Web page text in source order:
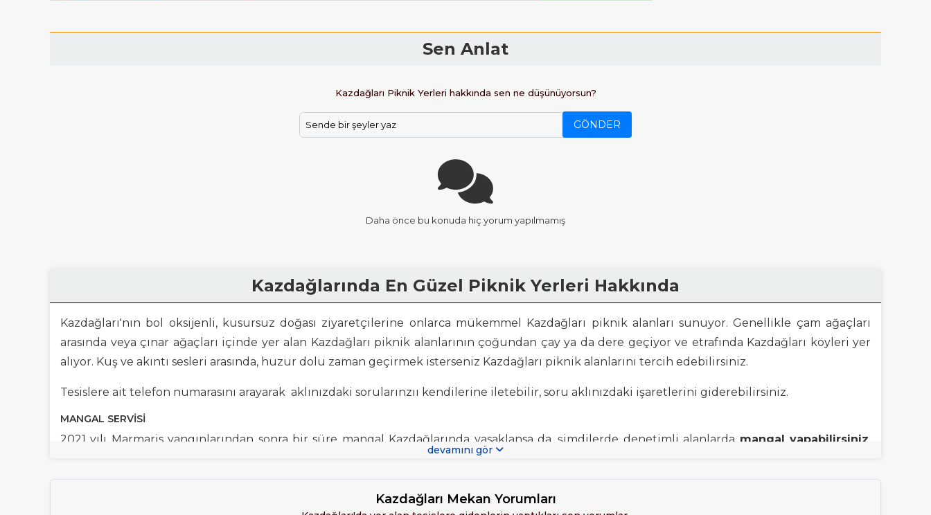
Sen Anlat
Kazdağları Piknik Yerleri hakkında sen ne düşünüyorsun?
Sende bir şeyler yaz GÖNDER
Daha önce bu konuda hiç yorum yapılmamış
Kazdağlarında En Güzel Piknik Yerleri Hakkında
Kazdağları'nın bol oksijenli, kusursuz doğası ziyaretçilerine onlarca mükemmel Kazdağları piknik alanları sunuyor. Genellikle çam ağaçları
arasında veya çınar ağaçları içinde yer alan Kazdağları piknik alanlarının çoğundan çay ya da dere geçiyor ve etrafında Kazdağları köyleri yer
alıyor. Kuş ve akıntı sesleri arasında, huzur dolu zaman geçirmek isterseniz Kazdağları piknik alanlarını tercih edebilirsiniz.
Tesislere ait telefon numarasını arayarak aklınızdaki sorularınzıı kendilerine iletebilir, soru aklınızdaki işaretlerini giderebilirsiniz.
MANGAL SERVISI
2021 yılı Marmaris yangınlarından sonra bir süre mangal Kazdağlarında yasaklansa da, şimdilerde denetimli alanlarda mangal yapabilirsiniz
yapabileceğiniz alan mevcut. Bunların bir çoğu PİKNİK YERİ olarak adlandırılıyor.
Güre Köyü sınırları içinde, Akçay’a 6 km mesafede bir piknik yeri. Yamaçtan akan bol ve buz gibi su yaz aylarında serinlemek için ideal bir köşe.
devamını gör
Kazdağları Mekan Yorumları